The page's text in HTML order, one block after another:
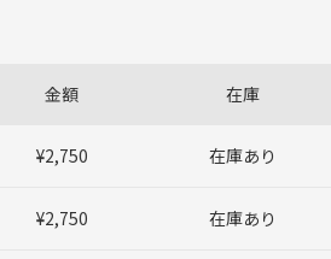
金額 在庫
¥2,750 在庫あり
¥2,750 在庫あり